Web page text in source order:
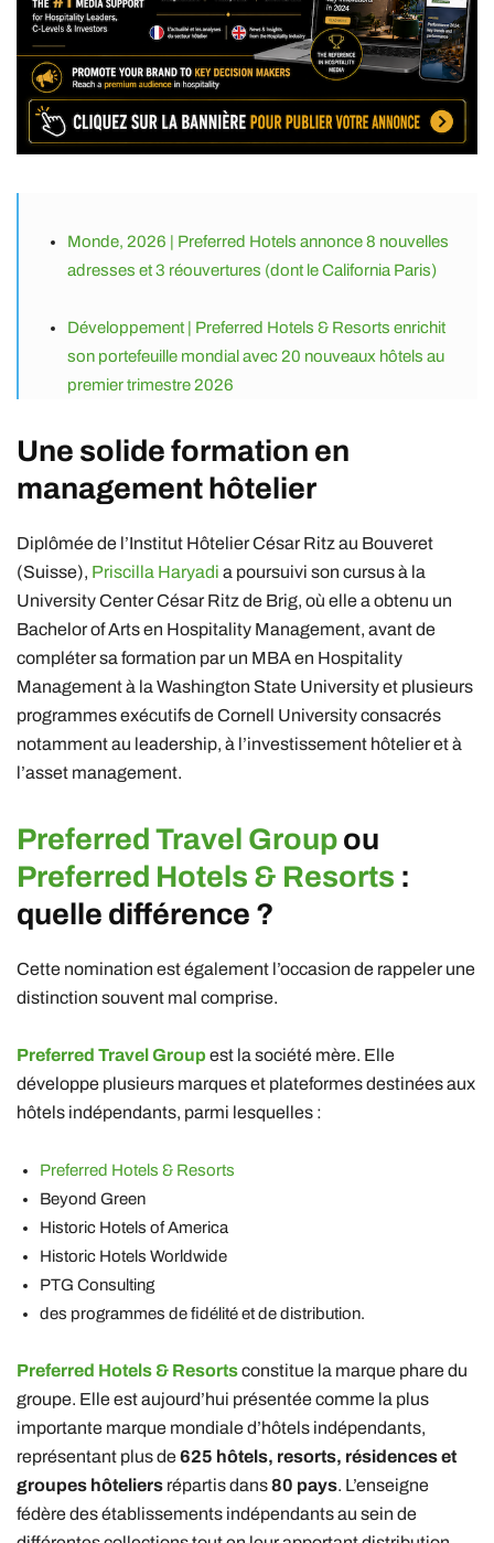
Monde, 2026 | Preferred Hotels annonce 8 nouvelles
adresses et 3 réouvertures (dont le California Paris)
Développement | Preferred Hotels & Resorts enrichit
son portefeuille mondial avec 20 nouveaux hôtels au
premier trimestre 2026
Une solide formation en
management hôtelier
Diplômée de l’Institut Hôtelier César Ritz au Bouveret
(Suisse), Priscilla Haryadi a poursuivi son cursus à la
University Center César Ritz de Brig, où elle a obtenu un
Bachelor of Arts en Hospitality Management, avant de
compléter sa formation par un MBA en Hospitality
Management à la Washington State University et plusieurs
programmes exécutifs de Cornell University consacrés
notamment au leadership, à l’investissement hôtelier et à
l’asset management.
Preferred Travel Group ou
Preferred Hotels & Resorts :
quelle différence ?
Cette nomination est également l’occasion de rappeler une
distinction souvent mal comprise.
Preferred Travel Group est la société mère. Elle
développe plusieurs marques et plateformes destinées aux
hôtels indépendants, parmi lesquelles :
Preferred Hotels & Resorts
Beyond Green
Historic Hotels of America
Historic Hotels Worldwide
PTG Consulting
des programmes de fidélité et de distribution.
Preferred Hotels & Resortsconstitue la marque phare du
groupe. Elle est aujourd’hui présentée comme la plus
importante marque mondiale d’hôtels indépendants,
représentant plus de625 hôtels, resorts, résidences et
groupes hôteliers répartis dans80 pays. L’enseigne
fédère des établissements indépendants au sein de